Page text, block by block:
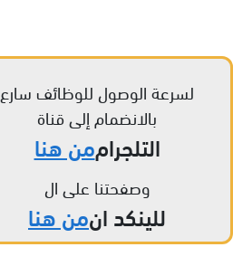
لسرعة الوصول للوظائف سارع
بالانضمام إلى قناة
التلجراممن هنا
وصفحتنا على ال
للينكد انمن هنا